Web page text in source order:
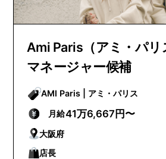
Ami Paris（アミ・パ
マネージャー候補
AMI Paris | アミ・パリス
月給41万6,667円〜
大阪府
店長